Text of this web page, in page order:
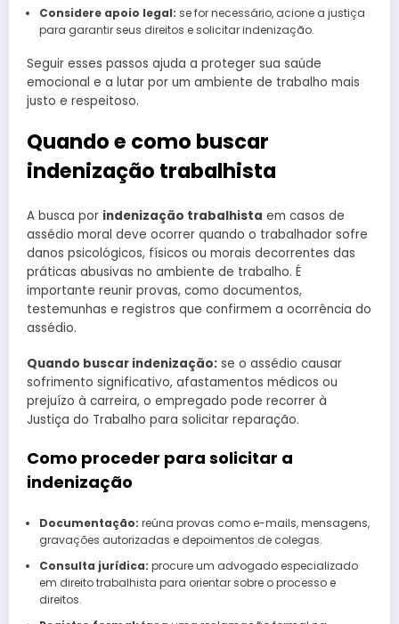
Considere apoio legal: se for necessário, acione a justiça
para garantir seus direitos e solicitar indenização.
Seguir esses passos ajuda a proteger sua saúde
emocional e a lutar por um ambiente de trabalho mais
justo e respeitoso.
Quando e como buscar
indenização trabalhista
A busca por indenização trabalhista em casos de
assédio moral deve ocorrer quando o trabalhador sofre
danos psicológicos, físicos ou morais decorrentes das
práticas abusivas no ambiente de trabalho. É
importante reunir provas, como documentos,
testemunhas e registros que confirmem a ocorrência do
assédio.
Quando buscar indenização: se o assédio causar
sofrimento significativo, afastamentos médicos ou
prejuízo à carreira, o empregado pode recorrer à
Justiça do Trabalho para solicitar reparação.
Como proceder para solicitar a
indenização
Documentação: reúna provas como e-mails, mensagens,
gravações autorizadas e depoimentos de colegas.
Consulta jurídica: procure um advogado especializado
em direito trabalhista para orientar sobre o processo e
direitos.